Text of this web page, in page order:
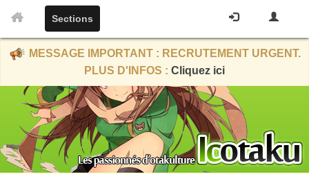
Sections
MESSAGE IMPORTANT : RECRUTEMENT URGENT.
PLUS D'INFOS : Cliquez ici